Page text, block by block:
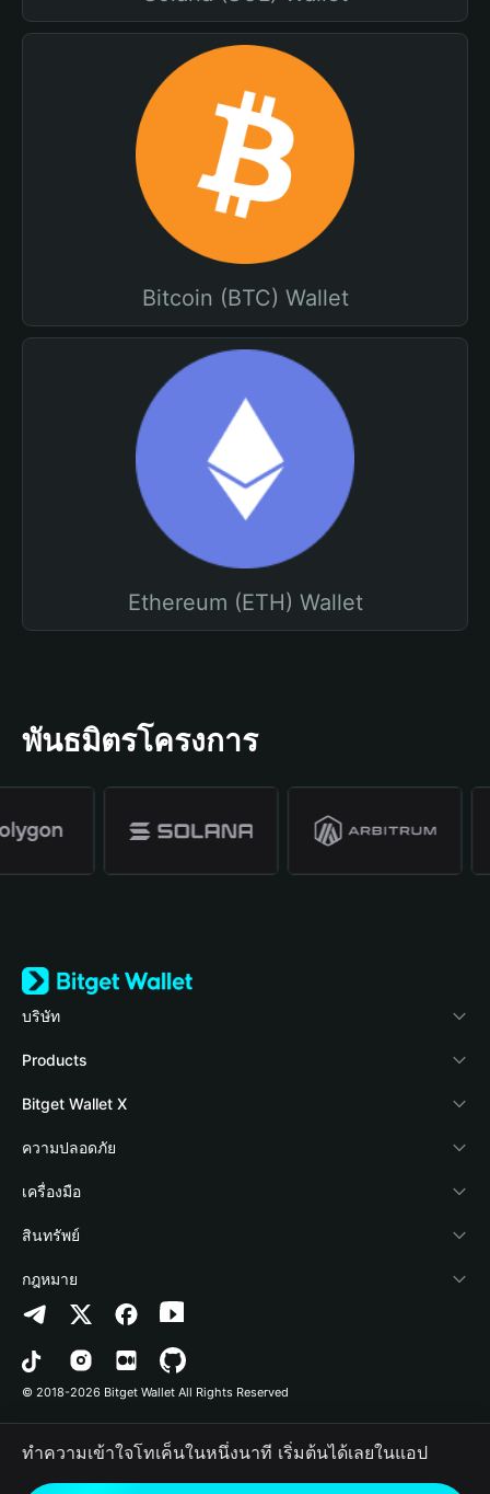
Bitcoin (BTC) Wallet
Ethereum (ETH) Wallet
พันธมิตรโครงการ
บริษัท
เกี่ยวกับ Bitget Wallet
Blog
Academy
ข่าวสารด้านคริปโต
ศูนย์ช่วยเหลือ
ติดต่อเรา
ทรัพยากรข้อมูลของแบรนด์
อาชีพ
Products
Crypto Card
Stablecoin Earn
Payfi Crypto
Crypto Swap API
Altcoin Season Index
Prediction Markets
DApp
RWA
Bitget Wallet X
นักพัฒนา
เชื่อมต่อ Wallet
Bitget Wallet Pay
ลิสต์โปรเจกต์
ความปลอดภัย
Protection Fund
เทคโนโลยีความปลอดภัย
เครื่องมือ
ซื้อคริปโต
การตรวจจับการอนุญาต
การตรวจจับสัญญา
การโอนเป็นชุด
สินทรัพย์
Arbitrum
Avalanche
Bitcoin
Polygon
กฎหมาย
นโยบายความเป็นส่วนตัว
ข้อตกลงในการใช้บริการ
© 2018-2026 Bitget Wallet All Rights Reserved
ทำความเข้าใจโทเค็นในหนึ่งนาที เริ่มต้นได้เลยในแอป